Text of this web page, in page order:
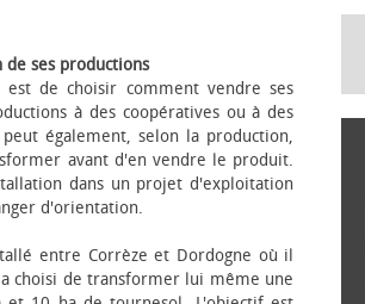
ses productions
est de choisir comment vendre ses
à des coopératives ou à des
également, selon la production,
avant d'en vendre le produit.
dans un projet d'exploitation
d'orientation.
entre Corrèze et Dordogne où il
choisi de transformer lui même une